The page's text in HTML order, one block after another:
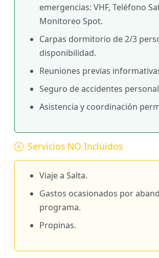
emergencias: VHF, Teléfono
Monitoreo Spot.
Carpas dormitorio de 2/3
disponibilidad.
Reuniones previas
Seguro de accidentes
Asistencia y coordinación
Servicios NO Incluidos
Viaje a Salta.
Gastos ocasionados por
programa.
Propinas.